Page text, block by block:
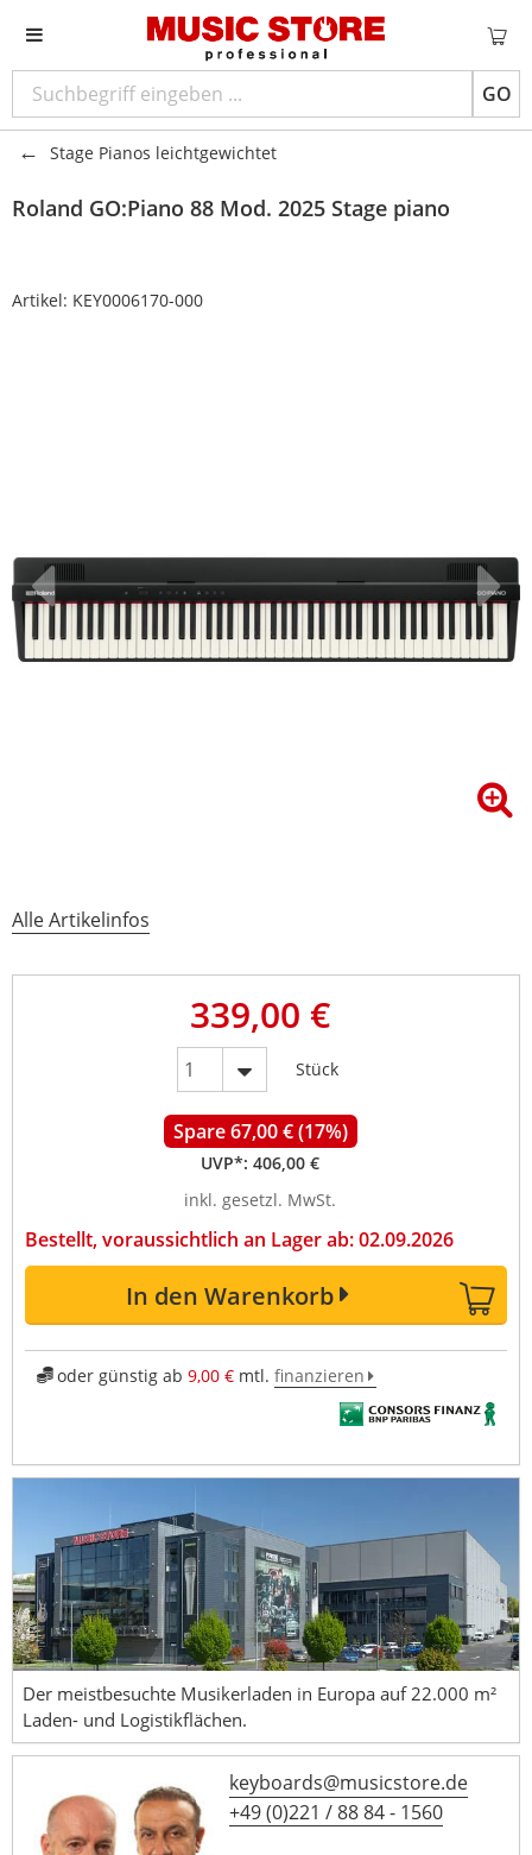
GO
Stage Pianos leichtgewichtet
Roland GO:Piano 88 Mod. 2025 Stage piano
Artikel: KEY0006170-000
Alle Artikelinfos
339,00 €
Stück
Spare 67,00 € (17%)
UVP*: 406,00 €
inkl. gesetzl. MwSt.
Bestellt, voraussichtlich an Lager ab: 02.09.2026
In den Warenkorb
oder günstig ab 9,00 €mtl. finanzieren
Der meistbesuchte Musikerladen in Europa auf 22.000 m²
Laden- und Logistikflächen.
keyboards@musicstore.de
+49 (0)221 / 88 84 - 1560